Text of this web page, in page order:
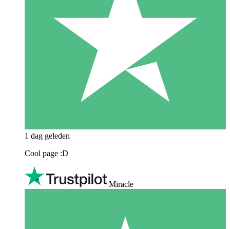
1 dag geleden
Cool page :D
Miracle